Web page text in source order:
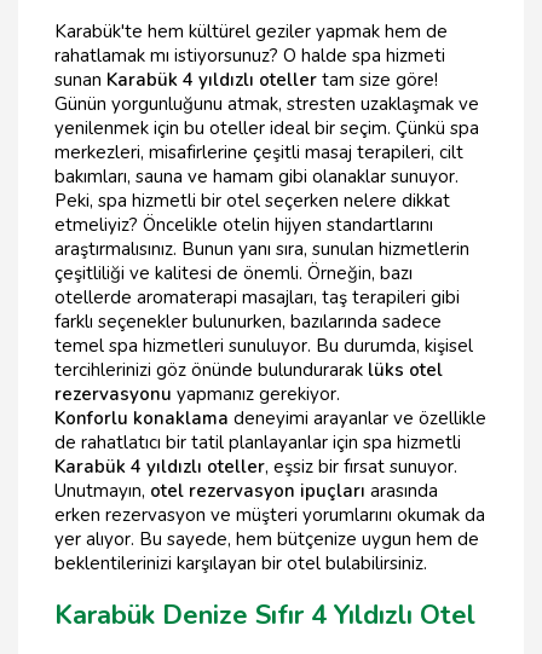
Karabük'te hem kültürel geziler yapmak hem de
rahatlamak mı istiyorsunuz? O halde spa hizmeti
sunan Karabük 4 yıldızlı oteller tam size göre!
Günün yorgunluğunu atmak, stresten uzaklaşmak ve
yenilenmek için bu oteller ideal bir seçim. Çünkü spa
merkezleri, misafirlerine çeşitli masaj terapileri, cilt
bakımları, sauna ve hamam gibi olanaklar sunuyor.
Peki, spa hizmetli bir otel seçerken nelere dikkat
etmeliyiz? Öncelikle otelin hijyen standartlarını
araştırmalısınız. Bunun yanı sıra, sunulan hizmetlerin
çeşitliliği ve kalitesi de önemli. Örneğin, bazı
otellerde aromaterapi masajları, taş terapileri gibi
farklı seçenekler bulunurken, bazılarında sadece
temel spa hizmetleri sunuluyor. Bu durumda, kişisel
tercihlerinizi göz önünde bulundurarak lüks otel
rezervasyonu yapmanız gerekiyor.
Konforlu konaklama deneyimi arayanlar ve özellikle
de rahatlatıcı bir tatil planlayanlar için spa hizmetli
Karabük 4 yıldızlı oteller, eşsiz bir fırsat sunuyor.
Unutmayın, otel rezervasyon ipuçları arasında
erken rezervasyon ve müşteri yorumlarını okumak da
yer alıyor. Bu sayede, hem bütçenize uygun hem de
beklentilerinizi karşılayan bir otel bulabilirsiniz.
Karabük Denize Sıfır 4 Yıldızlı Otel